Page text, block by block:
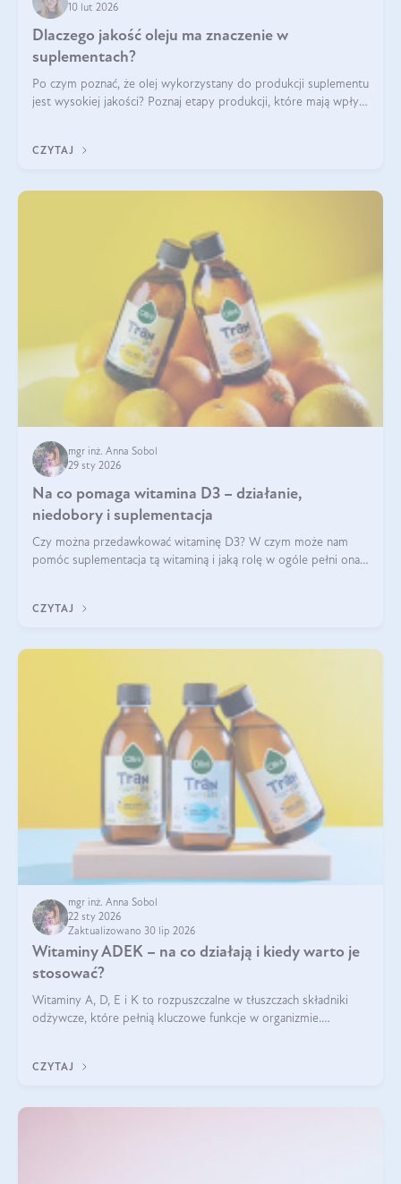
10 lut 2026
Dlaczego jakość oleju ma znaczenie w
suplementach?
Po czym poznać, że olej wykorzystany do produkcji suplementu
jest wysokiej jakości? Poznaj etapy produkcji, które mają wpływ
CZYTAJ
mgr inż. Anna Sobol
29 sty 2026
Na co pomaga witamina D3 – działanie,
niedobory i suplementacja
Czy można przedawkować witaminę D3? W czym może nam
pomóc suplementacja tą witaminą i jaką rolę w ogóle pełni ona
robić?
CZYTAJ
mgr inż. Anna Sobol
22 sty 2026
Zaktualizowano 30 lip 2026
Witaminy ADEK – na co działają i kiedy warto je
stosować?
Witaminy A, D, E i K to rozpuszczalne w tłuszczach składniki
odżywcze, które pełnią kluczowe funkcje w organizmie.
CZYTAJ